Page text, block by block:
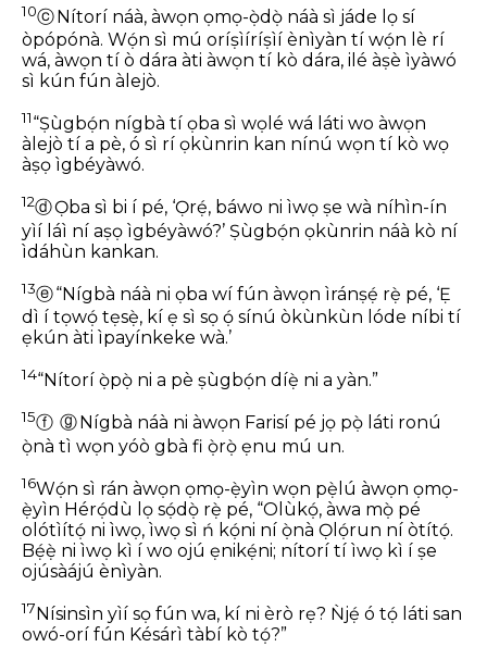
10ⓒNítorí náà, àwọn ọmọ-ọ̀dọ̀ náà sì jáde lọ sí
òpópónà. Wọ́n sì mú oríṣìíríṣìí ènìyàn tí wọ́n lè rí
wá, àwọn tí ò dára àti àwọn tí kò dára, ilé àṣè ìyàwó
sì kún fún àlejò.
11“Ṣùgbọ́n nígbà tí ọba sì wọlé wá láti wo àwọn
àlejò tí a pè, ó sì rí ọkùnrin kan nínú wọn tí kò wọ
àṣọ ìgbéyàwó.
12ⓓỌba sì bi í pé, ‘Ọ̀rẹ́, báwo ni ìwọ ṣe wà níhìn-ín
yìí láì ní aṣọ ìgbéyàwó?’ Ṣùgbọ́n ọkùnrin náà kò ní
ìdáhùn kankan.
13ⓔ“Nígbà náà ni ọba wí fún àwọn ìránṣẹ́ rẹ̀ pé, ‘Ẹ
dì í tọwọ́ tẹsẹ̀, kí ẹ sì sọ ọ́ sínú òkùnkùn lóde níbi tí
ẹkún àti ìpayínkeke wà.’
14“Nítorí ọ̀pọ̀ ni a pè ṣùgbọ́n díẹ̀ ni a yàn.”
15ⓕ ⓖ Nígbà náà ni àwọn Farisí pé jọ pọ̀ láti ronú
ọ̀nà tì wọn yóò gbà fi ọ̀rọ̀ ẹnu mú un.
16Wọ́n sì rán àwọn ọmọ-ẹ̀yìn wọn pẹ̀lú àwọn ọmọ-
ẹ̀yìn Hérọ́dù lọ sọ́dọ̀ rẹ̀ pé, “Olùkọ́, àwa mọ̀ pé
olótìítọ́ ni ìwọ, ìwọ sì ń kọ́ni ní ọ̀nà Ọlọ́run ní òtítọ́.
Bẹ́ẹ̀ ni ìwọ kì í wo ojú ẹnikẹ́ni; nítorí tí ìwọ kì í ṣe
ojúsàájú ènìyàn.
17 Nísinsìn yìí sọ fún wa, kí ni èrò rẹ? Ǹjẹ́ ó tọ́ láti san
owó-orí fún Késárì tàbí kò tọ́?”